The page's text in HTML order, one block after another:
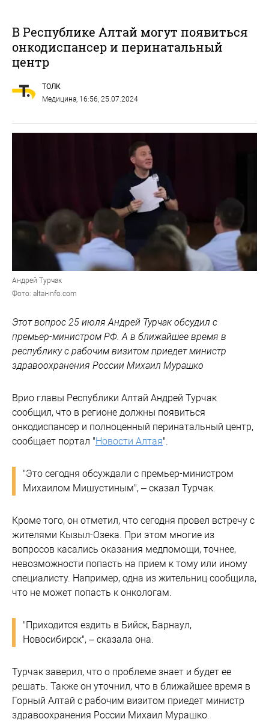
В Республике Алтай могут появиться
онкодиспансер и перинатальный
центр
ТОЛК
Медицина, 16:56, 25.07.2024
Андрей Турчак
Фото: altai-info.com
Этот вопрос 25 июля Андрей Турчак обсудил с
премьер-министром РФ. А в ближайшее время в
республику с рабочим визитом приедет министр
здравоохранения России Михаил Мурашко
Врио главы Республики Алтай Андрей Турчак
сообщил, что в регионе должны появиться
онкодиспансер и полноценный перинатальный центр,
сообщает портал "Новости Алтая".
"Это сегодня обсуждали с премьер-министром
Михаилом Мишустиным", – сказал Турчак.
Кроме того, он отметил, что сегодня провел встречу с
жителями Кызыл-Озека. При этом многие из
вопросов касались оказания медпомощи, точнее,
невозможности попасть на прием к тому или иному
специалисту. Например, одна из жительниц сообщила,
что не может попасть к онкологам.
"Приходится ездить в Бийск, Барнаул,
Новосибирск", – сказала она.
Турчак заверил, что о проблеме знает и будет ее
решать. Также он уточнил, что в ближайшее время в
Горный Алтай с рабочим визитом приедет министр
здравоохранения России Михаил Мурашко.